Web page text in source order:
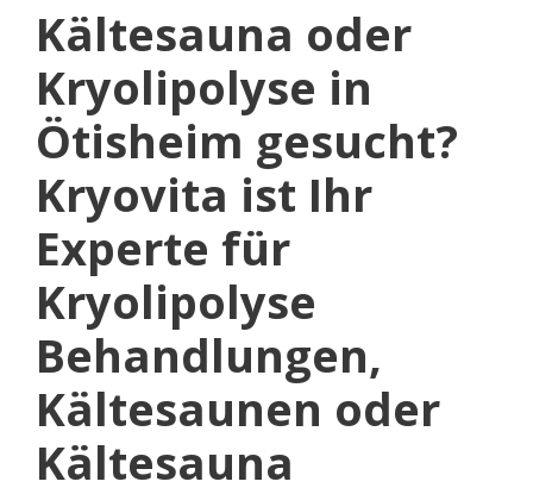
Kältesauna oder
Kryolipolyse in
Ötisheim gesucht?
Kryovita ist Ihr
Experte für
Kryolipolyse
Behandlungen,
Kältesaunen oder
Kältesauna